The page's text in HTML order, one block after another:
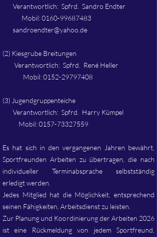
Verantwortlich: Spfrd. Sandro Endter
Mobil:0160-99687483
sandroendter@yahoo.de
(2) Kiesgrube Breitungen
Verantwortlich: Spfrd. René Heller
Mobil:0152-29797408
(3) Jugendgruppenteiche
Verantwortlich: Spfrd. Harry Kümpel
Mobil:0157-73327559
Es hat sich in den vergangenen Jahren bewährt,
Sportfreunden Arbeiten zu übertragen, die nach
individueller Terminabsprache selbstständig
erledigt werden.
Jedes Mitglied hat die Möglichkeit, entsprechend
seinen Fähigkeiten, Arbeitsdienst zu leisten.
Zur Planung und Koordinierung der Arbeiten 2026
ist eine Rückmeldung von jedem Sportfreund,